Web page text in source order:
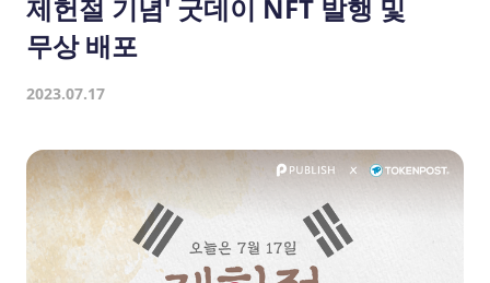
제헌절 기념' 굿데이 NFT 발행 및
무상 배포
2023.07.17